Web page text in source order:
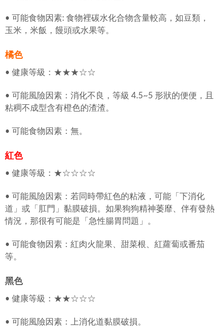
• 可能食物因素: 食物裡碳水化合物含量較高，如豆類，
玉米，米飯，饅頭或水果等。
橘色
• 健康等級：★★★☆☆
• 可能風險因素：消化不良，等級 4.5~5 形狀的便便，且
粘稠不成型含有橙色的渣渣。
• 可能食物因素：無。
紅色
• 健康等級：★☆☆☆☆
• 可能風險因素：若同時帶紅色的粘液，可能「下消化
道」或「肛門」黏膜破損。如果狗狗精神萎靡、伴有發熱
情況，那很有可能是「急性腸胃問題」。
• 可能食物因素：紅肉火龍果、甜菜根、紅蘿蔔或番茄
等。
黑色
• 健康等級：★★☆☆☆
• 可能風險因素：上消化道黏膜破損。